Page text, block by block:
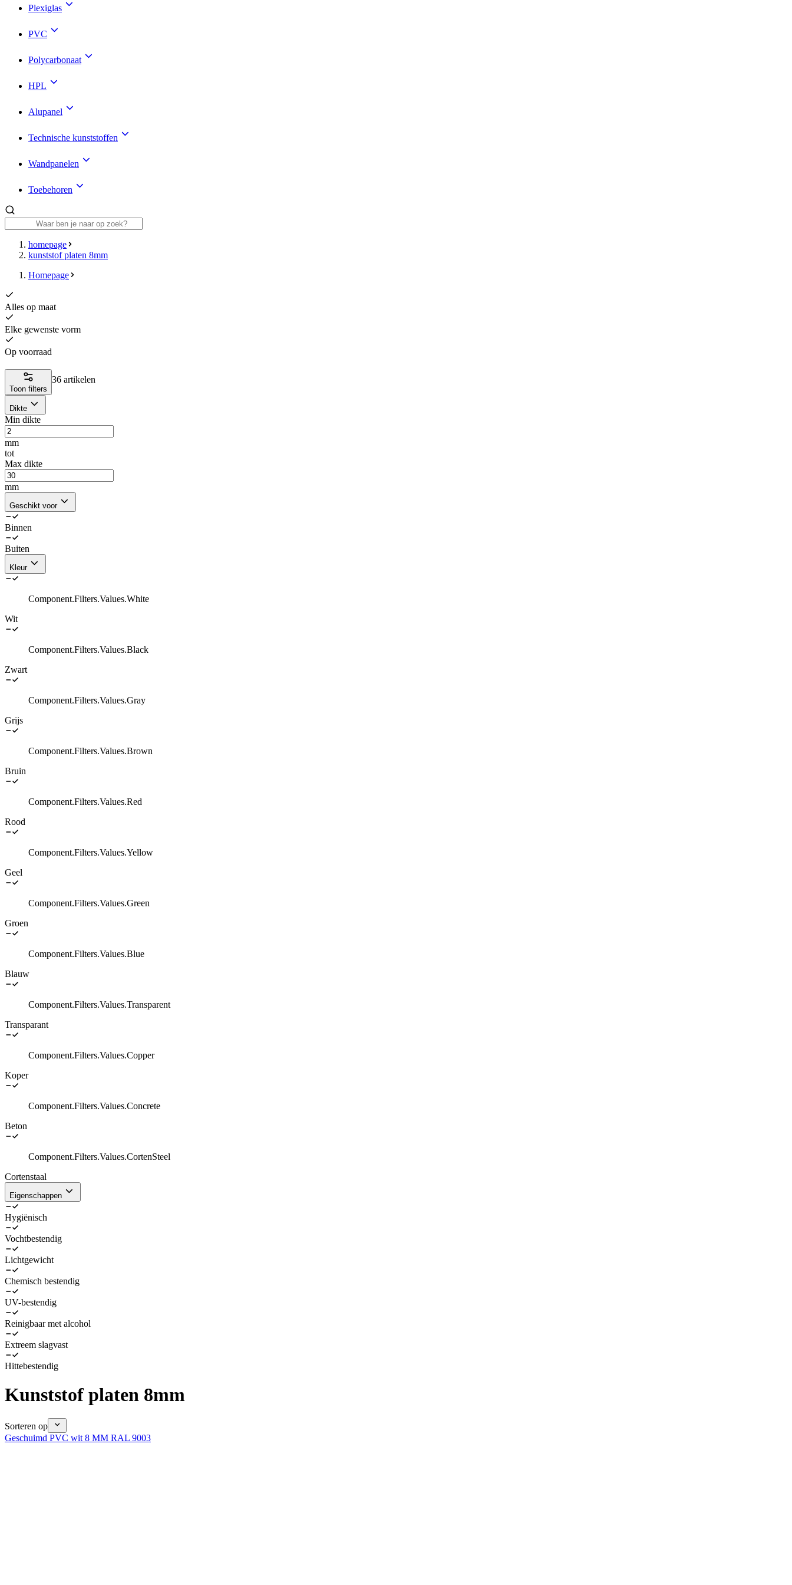
Plexiglas
PVC
Polycarbonaat
HPL
Alupanel
Technische kunststoffen
Wandpanelen
Toebehoren
homepage
kunststof platen 8mm
Homepage
Alles op maat
Elke gewenste vorm
Op voorraad
Toon filters
36 artikelen
Dikte
Min dikte
mm
tot
Max dikte
mm
Geschikt voor
Binnen
Buiten
Kleur
Component.Filters.Values.White
Wit
Component.Filters.Values.Black
Zwart
Component.Filters.Values.Gray
Grijs
Component.Filters.Values.Brown
Bruin
Component.Filters.Values.Red
Rood
Component.Filters.Values.Yellow
Geel
Component.Filters.Values.Green
Groen
Component.Filters.Values.Blue
Blauw
Component.Filters.Values.Transparent
Transparant
Component.Filters.Values.Copper
Koper
Component.Filters.Values.Concrete
Beton
Component.Filters.Values.CortenSteel
Cortenstaal
Eigenschappen
Hygiënisch
Vochtbestendig
Lichtgewicht
Chemisch bestendig
UV-bestendig
Reinigbaar met alcohol
Extreem slagvast
Hittebestendig
Kunststof platen 8mm
Sorteren op
Geschuimd PVC wit 8 MM RAL 9003